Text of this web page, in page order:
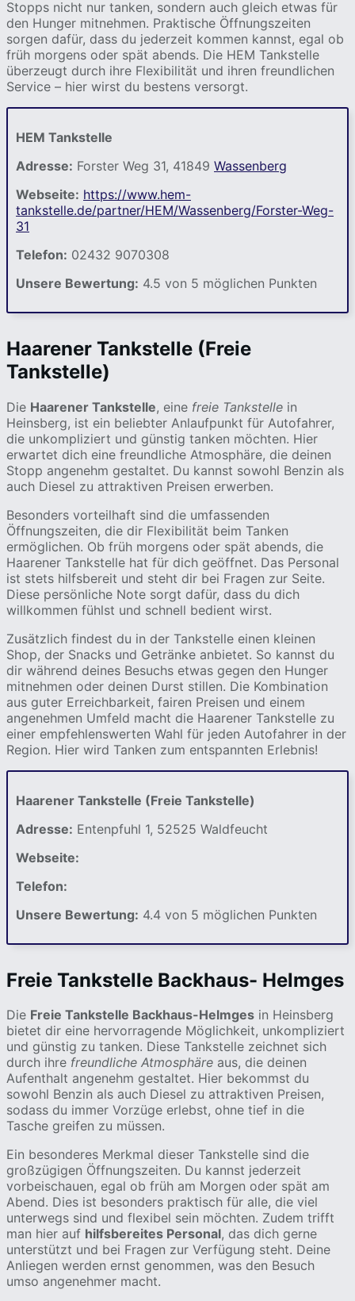
Stopps nicht nur tanken, sondern auch gleich etwas für
den Hunger mitnehmen. Praktische Öffnungszeiten
sorgen dafür, dass du jederzeit kommen kannst, egal ob
früh morgens oder spät abends. Die HEM Tankstelle
überzeugt durch ihre Flexibilität und ihren freundlichen
Service – hier wirst du bestens versorgt.
HEM Tankstelle
Adresse: Forster Weg 31, 41849 Wassenberg
Webseite: https://www.hem-
tankstelle.de/partner/HEM/Wassenberg/Forster-Weg-
31
Telefon: 02432 9070308
Unsere Bewertung: 4.5 von 5 möglichen Punkten
Haarener Tankstelle (Freie
Tankstelle)
Die Haarener Tankstelle, eine freie Tankstelle in
Heinsberg, ist ein beliebter Anlaufpunkt für Autofahrer,
die unkompliziert und günstig tanken möchten. Hier
erwartet dich eine freundliche Atmosphäre, die deinen
Stopp angenehm gestaltet. Du kannst sowohl Benzin als
auch Diesel zu attraktiven Preisen erwerben.
Besonders vorteilhaft sind die umfassenden
Öffnungszeiten, die dir Flexibilität beim Tanken
ermöglichen. Ob früh morgens oder spät abends, die
Haarener Tankstelle hat für dich geöffnet. Das Personal
ist stets hilfsbereit und steht dir bei Fragen zur Seite.
Diese persönliche Note sorgt dafür, dass du dich
willkommen fühlst und schnell bedient wirst.
Zusätzlich findest du in der Tankstelle einen kleinen
Shop, der Snacks und Getränke anbietet. So kannst du
dir während deines Besuchs etwas gegen den Hunger
mitnehmen oder deinen Durst stillen. Die Kombination
aus guter Erreichbarkeit, fairen Preisen und einem
angenehmen Umfeld macht die Haarener Tankstelle zu
einer empfehlenswerten Wahl für jeden Autofahrer in der
Region. Hier wird Tanken zum entspannten Erlebnis!
Haarener Tankstelle (Freie Tankstelle)
Adresse: Entenpfuhl 1, 52525 Waldfeucht
Webseite:
Telefon:
Unsere Bewertung: 4.4 von 5 möglichen Punkten
Freie Tankstelle Backhaus- Helmges
Die Freie Tankstelle Backhaus-Helmges in Heinsberg
bietet dir eine hervorragende Möglichkeit, unkompliziert
und günstig zu tanken. Diese Tankstelle zeichnet sich
durch ihre freundliche Atmosphäre aus, die deinen
Aufenthalt angenehm gestaltet. Hier bekommst du
sowohl Benzin als auch Diesel zu attraktiven Preisen,
sodass du immer Vorzüge erlebst, ohne tief in die
Tasche greifen zu müssen.
Ein besonderes Merkmal dieser Tankstelle sind die
großzügigen Öffnungszeiten. Du kannst jederzeit
vorbeischauen, egal ob früh am Morgen oder spät am
Abend. Dies ist besonders praktisch für alle, die viel
unterwegs sind und flexibel sein möchten. Zudem trifft
man hier auf hilfsbereites Personal, das dich gerne
unterstützt und bei Fragen zur Verfügung steht. Deine
Anliegen werden ernst genommen, was den Besuch
umso angenehmer macht.